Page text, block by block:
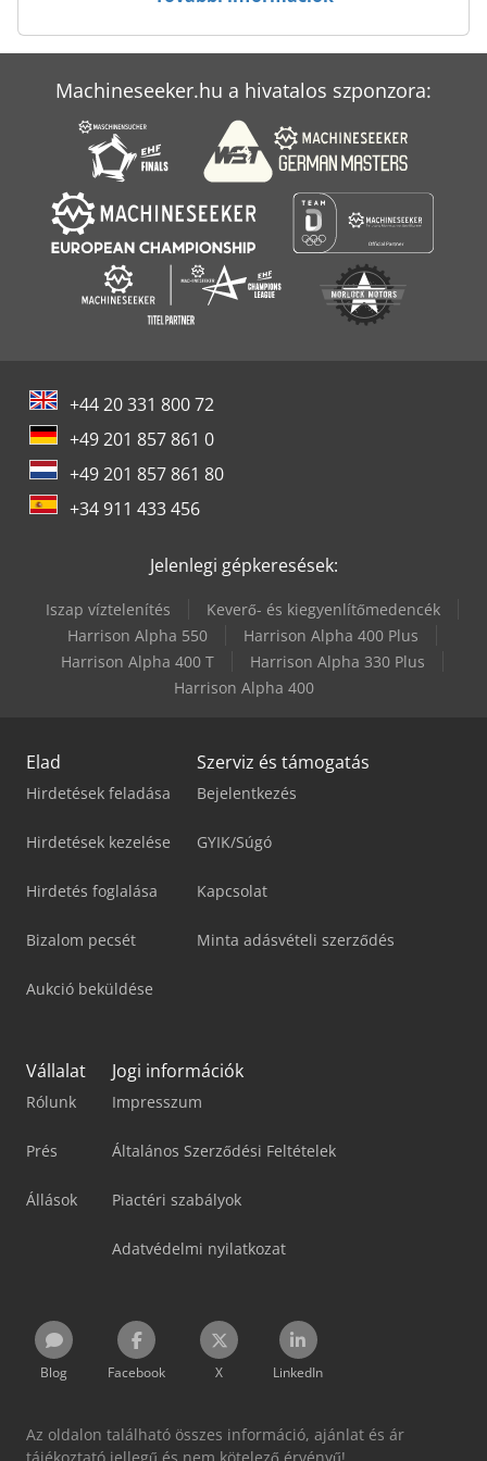
Machineseeker.hu a hivatalos szponzora:
+44 20 331 800 72
+49 201 857 861 0
+49 201 857 861 80
+34 911 433 456
Jelenlegi gépkeresések:
Iszap víztelenítés
Keverő- és kiegyenlítőmedencék
Harrison Alpha 550
Harrison Alpha 400 Plus
Harrison Alpha 400 T
Harrison Alpha 330 Plus
Harrison Alpha 400
Elad
Hirdetések feladása
Hirdetések kezelése
Hirdetés foglalása
Bizalom pecsét
Aukció beküldése
Szerviz és támogatás
Bejelentkezés
GYIK/Súgó
Kapcsolat
Minta adásvételi szerződés
Vállalat
Rólunk
Prés
Állások
Jogi információk
Impresszum
Általános Szerződési Feltételek
Piactéri szabályok
Adatvédelmi nyilatkozat
Blog Facebook X LinkedIn
Az oldalon található összes információ, ajánlat és ár